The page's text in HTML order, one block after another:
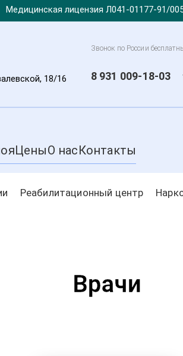
Медицинская лицензия Л041-01177-91/
18/16
Звонок по России
8 931 009-18-03
ЦеныО насКонтакты
Реабилитационный центр
Врачи